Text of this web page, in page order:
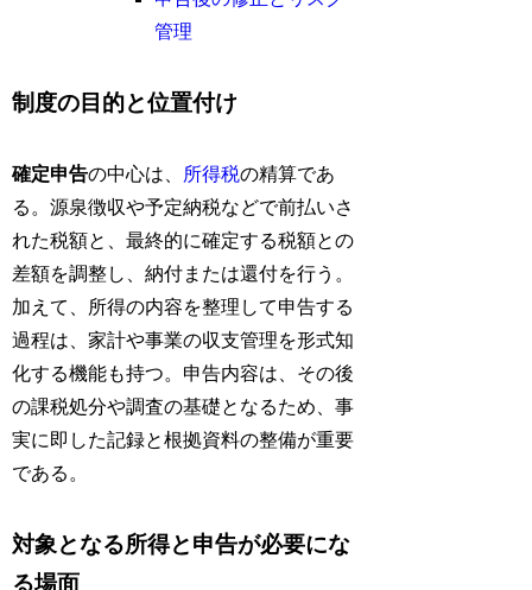
管理
制度の目的と位置付け
確定申告の中心は、 所得税の精算であ
る。源泉徴収や予定納税などで前払いさ
れた税額と、最終的に確定する税額との
差額を調整し、納付または還付を行う。
加えて、所得の内容を整理して申告する
過程は、家計や事業の収支管理を形式知
化する機能も持つ。申告内容は、その後
の課税処分や調査の基礎となるため、事
実に即した記録と根拠資料の整備が重要
である。
対象となる所得と申告が必要にな
る場面